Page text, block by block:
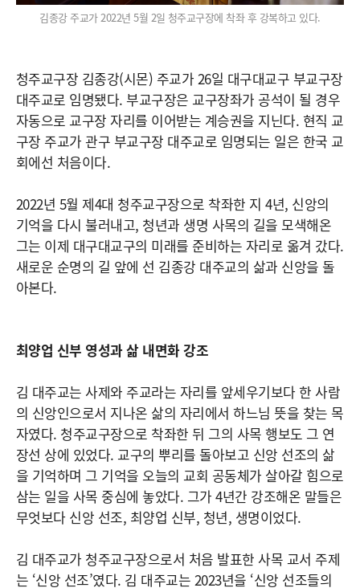
김종강 주교가 2022년 5월 2일 청주교구장에 착좌 후 강복하고 있다.
청주교구장 김종강(시몬) 주교가 26일 대구대교구 부교구장
대주교로 임명됐다. 부교구장은 교구장좌가 공석이 될 경우
자동으로 교구장 자리를 이어받는 계승권을 지닌다. 현직 교
구장 주교가 관구 부교구장 대주교로 임명되는 일은 한국 교
회에선 처음이다.
2022년 5월 제4대 청주교구장으로 착좌한 지 4년, 신앙의
기억을 다시 불러내고, 청년과 생명 사목의 길을 모색해온
그는 이제 대구대교구의 미래를 준비하는 자리로 옮겨 갔다.
새로운 순명의 길 앞에 선 김종강 대주교의 삶과 신앙을 돌
아본다.
최양업 신부 영성과 삶 내면화 강조
김 대주교는 사제와 주교라는 자리를 앞세우기보다 한 사람
의 신앙인으로서 지나온 삶의 자리에서 하느님 뜻을 찾는 목
자였다. 청주교구장으로 착좌한 뒤 그의 사목 행보도 그 연
장선 상에 있었다. 교구의 뿌리를 돌아보고 신앙 선조의 삶
을 기억하며 그 기억을 오늘의 교회 공동체가 살아갈 힘으로
삼는 일을 사목 중심에 놓았다. 그가 4년간 강조해온 말들은
무엇보다 신앙 선조, 최양업 신부, 청년, 생명이었다.
김 대주교가 청주교구장으로서 처음 발표한 사목 교서 주제
는 ‘신앙 선조’였다. 김 대주교는 2023년을 ‘신앙 선조들의